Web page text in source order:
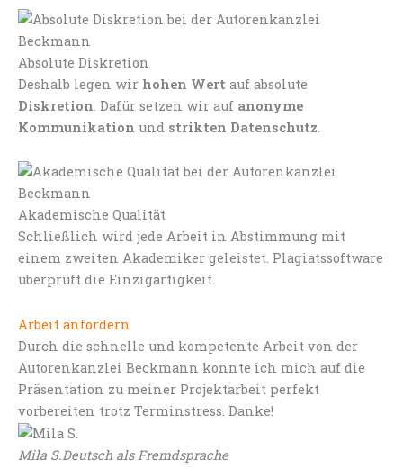
Absolute Diskretion
Deshalb legen wir hohen Wert auf absolute
Diskretion . Dafür setzen wir auf anonyme
Kommunikation und strikten Datenschutz
Akademische Qualität
Schließlich wird jede Arbeit in Abstimmung mit
einem zweiten Akademiker geleistet. Plagiatssoftware
überprüft die Einzigartigkeit.
Arbeit anfordern
Durch die schnelle und kompetente Arbeit von der
Autorenkanzlei Beckmann konnte ich mich auf die
Präsentation zu meiner Projektarbeit perfekt
vorbereiten trotz Terminstress. Danke!
Mila S.Deutsch als Fremdsprache